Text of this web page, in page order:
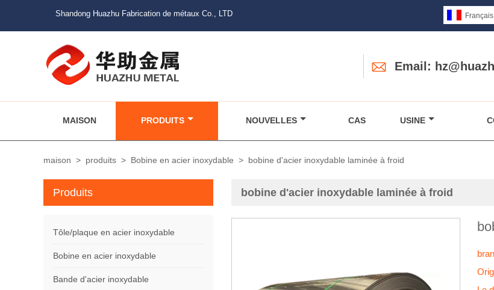
Shandong Huazhu Fabrication de métaux Co., LTD Français
 Email:
MAISON PRODUITS NOUVELLES CAS USINE
maison > produits > Bobine en acier inoxydable > bobine d'acier inoxydable laminée à froid
bobine d'acier inoxydable laminée à froid
Produits
Tôle/plaque en acier inoxydable
Bobine en acier inoxydable
Bande d'acier inoxydable